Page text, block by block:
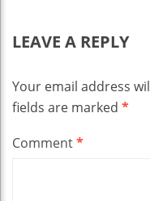
LEAVE A REPLY
Your email address
fields are marked *
Comment*